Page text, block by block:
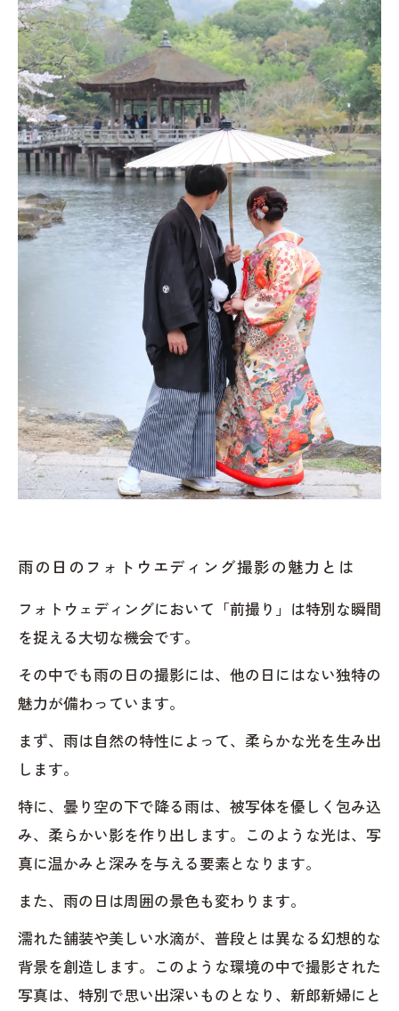
見ているだけで幸せな気持ちになる写真
キキフォトワークス
監修者：池田一喜
雨の日のフォトウエディング撮影の魅力とは
フォトウェディングにおいて「前撮り」は特別な瞬間
を捉える大切な機会です。
その中でも雨の日の撮影には、他の日にはない独特の
魅力が備わっています。
まず、雨は自然の特性によって、柔らかな光を生み出
します。
特に、曇り空の下で降る雨は、被写体を優しく包み込
み、柔らかい影を作り出します。このような光は、写
真に温かみと深みを与える要素となります。
また、雨の日は周囲の景色も変わります。
濡れた舗装や美しい水滴が、普段とは異なる幻想的な
背景を創造します。このような環境の中で撮影された
写真は、特別で思い出深いものとなり、新郎新婦にと